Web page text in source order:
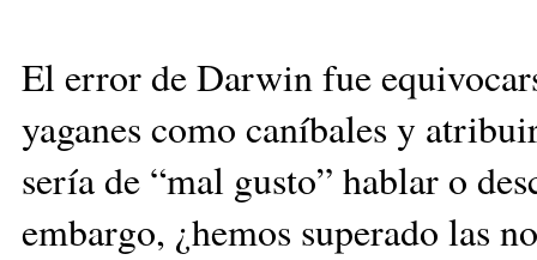
El error de Darwin fue
yaganes como ca­ní­bales y
sería de “mal gusto” hablar o
embargo, ¿he­mos superado las